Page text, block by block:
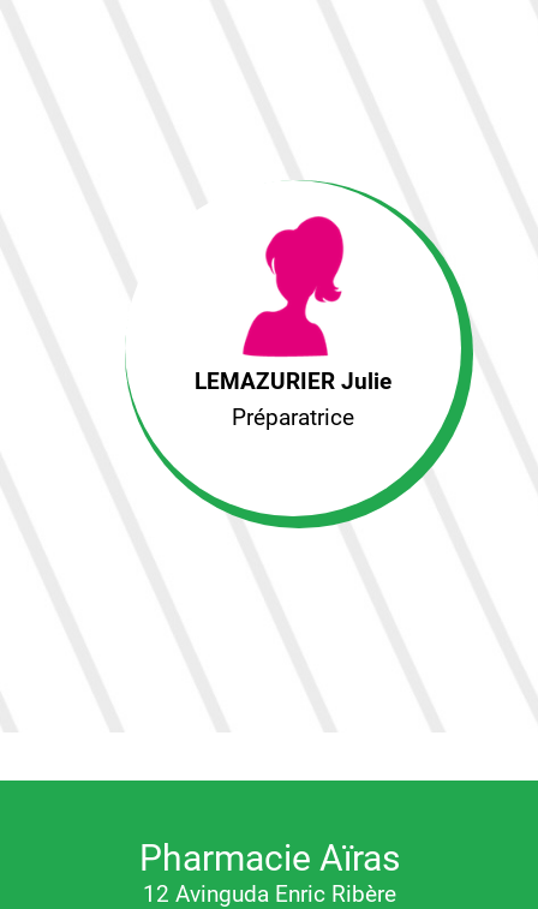
LEMAZURIER Julie
Préparatrice
LEMAZURIER Julie
Préparatrice
Pharmacie Aïras
12 Avinguda Enric Ribère